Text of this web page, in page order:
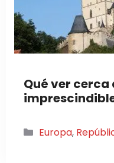
Qué ver cerca
Categorías
Europa,